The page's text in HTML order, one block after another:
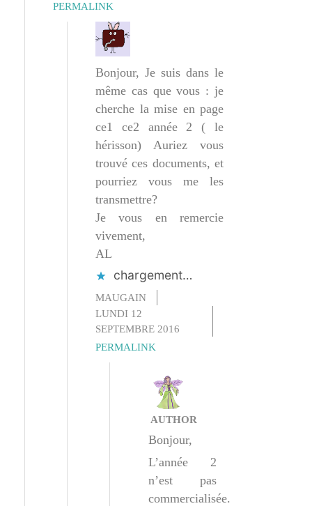
PERMALINK
Bonjour, Je suis dans le
même cas que vous : je
cherche la mise en page
ce1 ce2 année 2 ( le
hérisson) Auriez vous
trouvé ces documents, et
pourriez vous me les
transmettre?
Je vous en remercie
vivement,
AL
chargement…
MAUGAIN
LUNDI 12
SEPTEMBRE 2016
PERMALINK
AUTHOR
Bonjour,
L’année 2
n’est pas
commercialisée.